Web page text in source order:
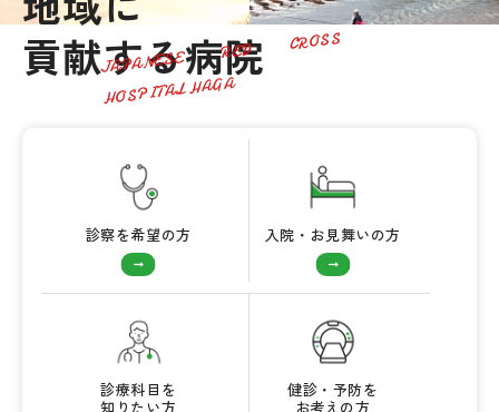
貢献する病院
JAPANESE
RED
CROSS
HOSPITAL HAGA
診察を希望の方 入院・お見舞いの方
診療科目を
知りたい方
健診・予防を
お考えの方